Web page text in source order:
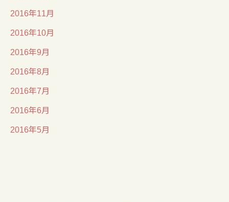
2016年11月
2016年10月
2016年9月
2016年8月
2016年7月
2016年6月
2016年5月